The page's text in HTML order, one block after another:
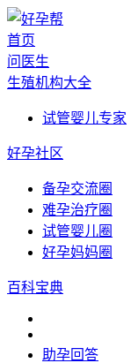
首页
问医生
生殖机构大全
试管婴儿专家
好孕社区
备孕交流圈
难孕治疗圈
试管婴儿圈
好孕妈妈圈
百科宝典
助孕回答